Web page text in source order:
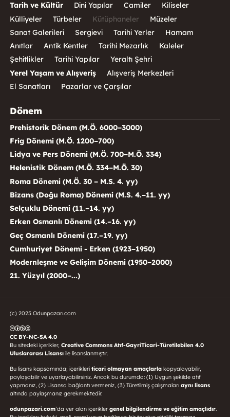
Tarih ve Kültür
Dini Yapılar Camiler
Kiliseler
Külliyeler
Türbeler Kütüphaneler
Müzeler
Sanat Galerileri
Sergievi Tarihi Yerler
Hamam
Anıtlar
Antik Kentler Tarihi Mezarlık
Kaleler
Şehitlikler
Tarihi Yapılar
Yeraltı Şehri
Yerel Yaşam ve Alışveriş
Alışveriş Merkezleri
El Sanatları
Pazarlar ve Çarşılar
Dönem
Prehistorik Dönem (M.Ö. 6000–3000)
Frig Dönemi (M.Ö. 1200–700)
Lidya ve Pers Dönemi (M.Ö. 700–M.Ö. 334)
Helenistik Dönem (M.Ö. 334–M.Ö. 30)
Roma Dönemi (M.Ö. 30 – M.S. 4. yy)
Bizans (Doğu Roma) Dönemi (M.S. 4.–11. yy)
Selçuklu Dönemi (11.–14. yy)
Erken Osmanlı Dönemi (14.–16. yy)
Geç Osmanlı Dönemi (17.–19. yy)
Cumhuriyet Dönemi - Erken (1923–1950)
Modernleşme ve Gelişim Dönemi (1950–2000)
21. Yüzyıl (2000–...)
(c) 2025 Odunpazarı.com
CC BY-NC-SA 4.0
Bu sitedeki içerikler, Creative Commons Atıf-GayriTicari-Türetilebilen 4.0
Uluslararası Lisansı ile lisanslanmıştır.
Bu lisans kapsamında; içerikleri ticari olmayan amaçlarlakopyalayabilir,
paylaşabilir ve uyarlayabilirsiniz. Ancak bu durumda: (1) Uygun şekilde atıf
yapmanız, (2) Lisansa bağlantı vermeniz, (3) Türetilmiş çalışmaları aynı lisans
altında paylaşmanız gerekmektedir.
odunpazari.com’da yer alan içerikler genel bilgilendirme ve eğitim amaçlıdır.